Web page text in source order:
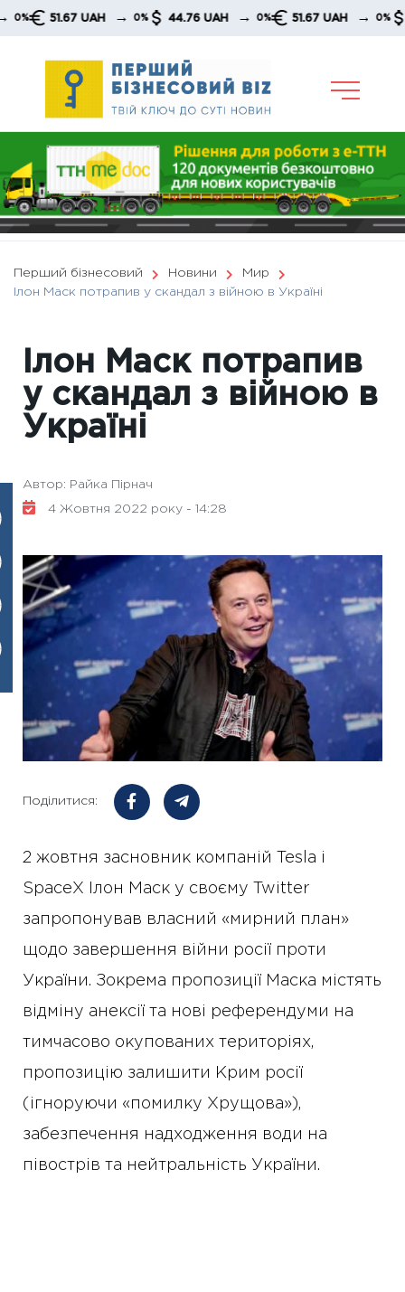
Skip
51.67 UAH → 0% 44.76 UAH → 0% 51.67 UAH → 0%
Перший бізнесовий Новини
Мир
Ілон Маск потрапив у скандал з війною в Україні
Ілон Маск потрапив
у скандал з війною в
Україні
Автор: Райка Пірнач
4 Жовтня 2022 року - 14:28
Поділитися:
2 жовтня засновник компаній Tesla і
SpaceХ Ілон Маск у своєму Twitter
запропонував власний «мирний план»
щодо завершення війни росії проти
України. Зокрема пропозиції Маска містять
відміну анексії та нові референдуми на
тимчасово окупованих територіях,
пропозицію залишити Крим росії
(ігноруючи «помилку Хрущова»),
забезпечення надходження води на
півострів та нейтральність України.